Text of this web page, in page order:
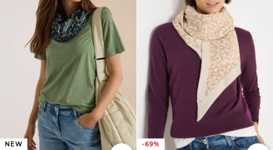
NEW -69%